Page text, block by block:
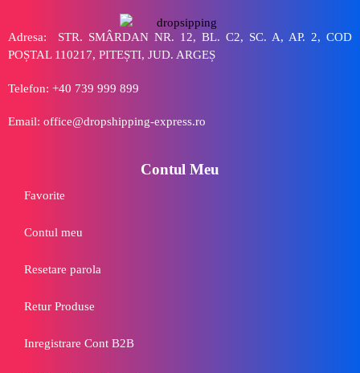
Adresa: STR. SMÂRDAN NR. 12, BL. C2, SC. A, AP. 2, COD
POȘTAL 110217, PITEȘTI, JUD. ARGEȘ
Telefon: +40 739 999 899
Email: office@dropshipping-express.ro
Contul Meu
Favorite
Contul meu
Resetare parola
Retur Produse
Inregistrare Cont B2B